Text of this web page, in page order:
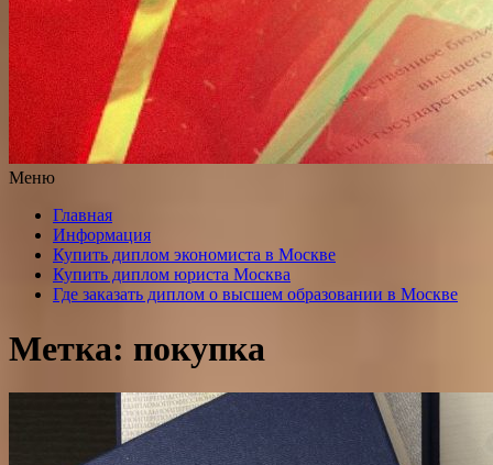
Меню
Главная
Информация
Купить диплом экономиста в Москве
Купить диплом юриста Москва
Где заказать диплом о высшем образовании в Москве
Метка: покупка